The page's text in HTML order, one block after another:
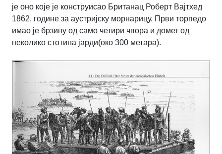
је оно које је конструисао Британац Роберт Вајтхед
1862. године за аустријску морнарицу. Први торпедо
имао је брзину од само четири чвора и домет од
неколико стотина јарди(око 300 метара).